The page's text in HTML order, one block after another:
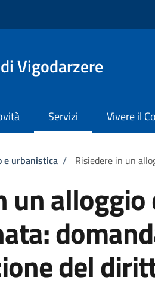
Vigodarzere
Servizi Vivere il
e urbanistica / Risiedere in un
un
del